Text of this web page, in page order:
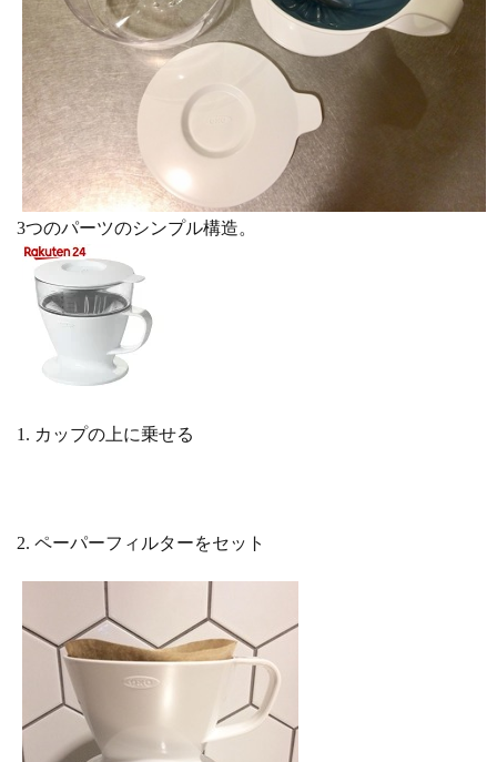
3つのパーツのシンプル構造。
1. カップの上に乗せる
2. ペーパーフィルターをセット